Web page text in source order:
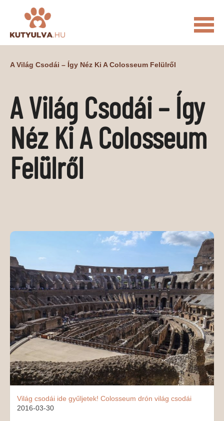
KUTYULVA – HÍREK
CUKI ÉLETKÉPEK NÖVÉNYEK
ÁLLATI
ÁLLATI ELEDELEK
MÉDIAAJÁNLAT
A Világ Csodái – Így Néz Ki A Colosseum Felülről
A Világ Csodái – Így
Néz Ki A Colosseum
Felülről
Világ csodái ide gyűljetek! Colosseum drón világ csodái
2016-03-30